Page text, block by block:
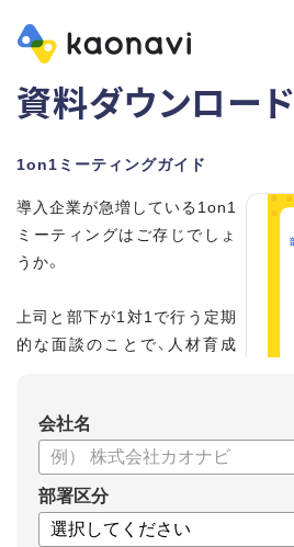
資料ダウンロード
1on1ミーティングガイド
導入企業が急増している1on1
ミーティングはご存じでしょ
うか。
上司と部下が1対1で行う定期
的な面談のことで、人材育成
こちらの資料では、
・1on1とは何か？
・1on1の基本的なやり方
・ 1on1 の基本アジェンダと質問例
会社名
部署区分